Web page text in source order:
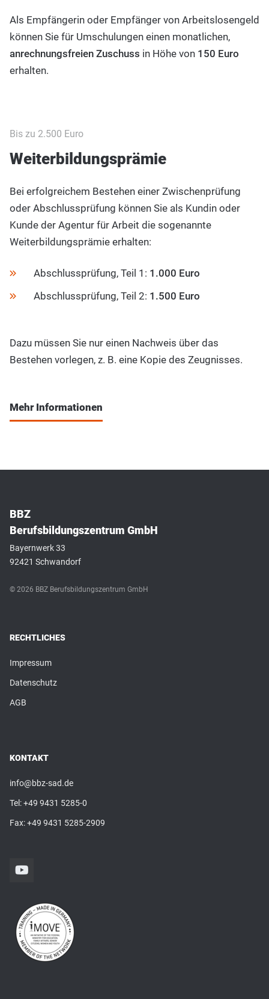
Als Empfängerin oder Empfänger von Arbeitslosengeld
können Sie für Umschulungen einen monatlichen,
anrechnungsfreien Zuschuss in Höhe von 150 Euro
erhalten.
Bis zu 2.500 Euro
Weiterbildungsprämie
Bei erfolgreichem Bestehen einer Zwischenprüfung
oder Abschlussprüfung können Sie als Kundin oder
Kunde der Agentur für Arbeit die sogenannte
Weiterbildungsprämie erhalten:
Abschlussprüfung, Teil 1: 1.000 Euro
Abschlussprüfung, Teil 2: 1.500 Euro
Dazu müssen Sie nur einen Nachweis über das
Bestehen vorlegen, z. B. eine Kopie des Zeugnisses.
Mehr Informationen
BBZ
Berufsbildungszentrum GmbH
Bayernwerk 33
92421 Schwandorf
© 2026 BBZ Berufsbildungszentrum GmbH
RECHTLICHES
Impressum
Datenschutz
AGB
KONTAKT
info@bbz-sad.de
Tel:+49 9431 5285-0
Fax: +49 9431 5285-2909